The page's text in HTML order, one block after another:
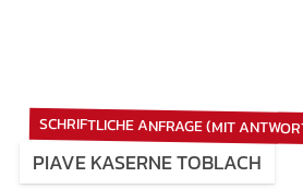
SCHRIFTLICHE ANFRAGE (MIT
PIAVE KASERNE TOBLACH